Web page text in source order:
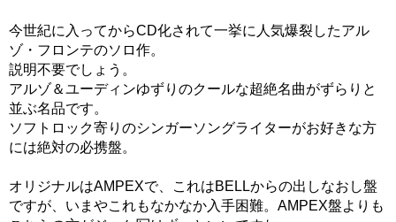
今世紀に入ってからCD化されて一挙に人気爆裂したアル
ゾ・フロンテのソロ作。
説明不要でしょう。
アルゾ＆ユーディンゆずりのクールな超絶名曲がずらりと
並ぶ名品です。
ソフトロック寄りのシンガーソングライターがお好きな方
には絶対の必携盤。
オリジナルはAMPEXで、これはBELLからの出しなおし盤
ですが、いまやこれもなかなか入手困難。AMPEX盤よりも